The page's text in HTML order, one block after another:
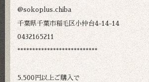
@sokoplus.chiba
千葉県千葉市稲毛区小仲台4-14-14
0432165211
***************************
5,500円以上ご購入で